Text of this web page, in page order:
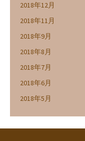
2018年12月
2018年11月
2018年9月
2018年8月
2018年7月
2018年6月
2018年5月